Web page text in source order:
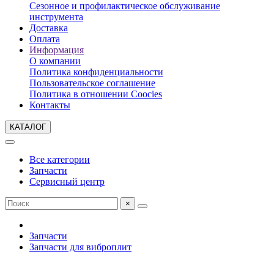
Сезонное и профилактическое обслуживание
инструмента
Доставка
Оплата
Информация
О компании
Политика конфиденциальности
Пользовательское соглашение
Политика в отношении Coocies
Контакты
КАТАЛОГ
Все категории
Запчасти
Сервисный центр
×
Запчасти
Запчасти для виброплит